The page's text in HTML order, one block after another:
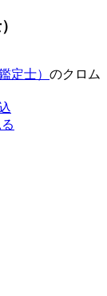
定士） のクロム